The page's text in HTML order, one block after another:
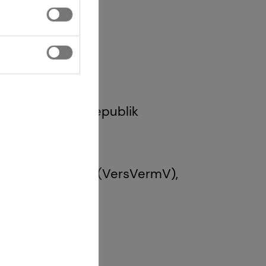
Bundesrepublik
über den
-beratung (VersVermV),